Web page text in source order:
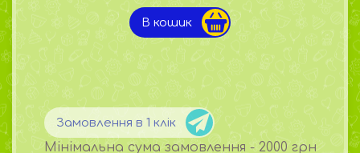
В кошик
Замовлення в 1 клік
Мінімальна сума замовлення - 2000 грн